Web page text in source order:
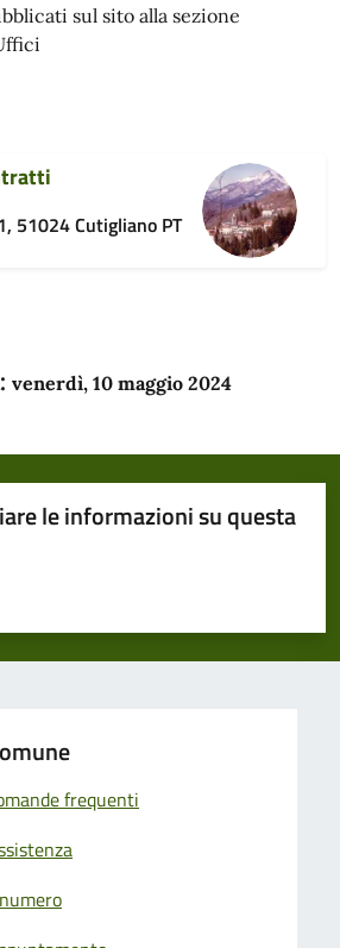
sul sito alla sezione
51024 Cutigliano PT
venerdì, 10 maggio 2024
le informazioni su questa
5 stelle su 5
su 5
su 5
5
frequenti